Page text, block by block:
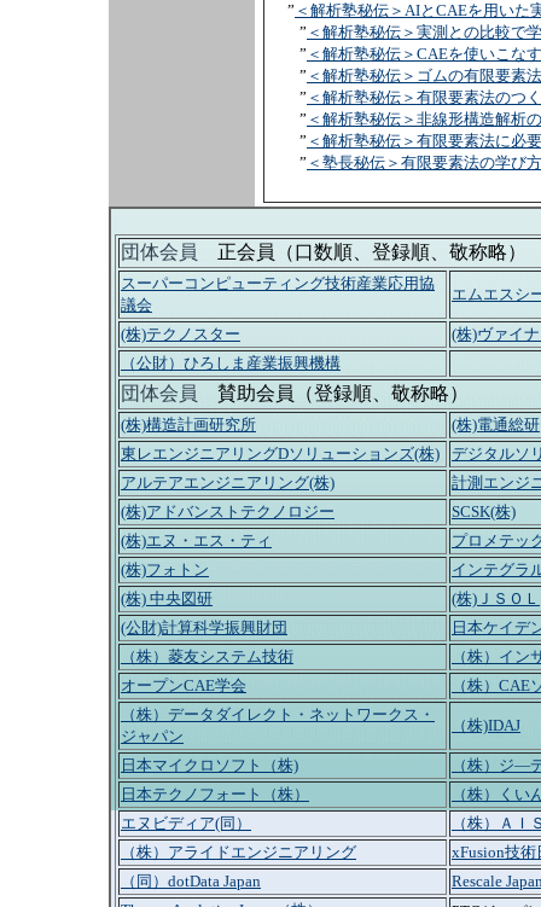
” ＜解析塾秘伝＞AIとCAEを用いた
” ＜解析塾秘伝＞実測との比較で
” ＜解析塾秘伝＞CAEを使いこな
” ＜解析塾秘伝＞ゴムの有限要素
” ＜解析塾秘伝＞有限要素法のつ
” ＜解析塾秘伝＞非線形構造解析
” ＜解析塾秘伝＞有限要素法に必
” ＜塾長秘伝＞有限要素法の学び
団体会員 正会員（口数順、登録順、敬称略）
スーパーコンピューティング技術産業応用協
議会
エムエスシ
(株)テクノスター
(株)ヴァイ
（公財）ひろしま産業振興機構
団体会員 賛助会員（登録順、敬称略）
(株)構造計画研究所
(株)電通総研
東レエンジニアリングDソリューションズ(株)
デジタルソ
アルテアエンジニアリング(株)
計測エンジ
(株)アドバンストテクノロジー
SCSK(株)
(株)エヌ・エス・ティ
プロメテッ
(株)フォトン
インテグラ
(株) 中央図研
(株)ＪＳＯＬ
(公財)計算科学振興財団
日本ケイデ
（株）菱友システム技術
（株）イン
オープンCAE学会
（株）CAE
（株）データダイレクト・ネットワークス・
ジャパン
（株)IDAJ
日本マイクロソフト（株)
（株）ジ―
日本テクノフォート（株）
（株）くい
エヌビディア(同）
（株）ＡＩ
（株）アライドエンジニアリング
xFusion技
（同）dotData Japan
Rescale